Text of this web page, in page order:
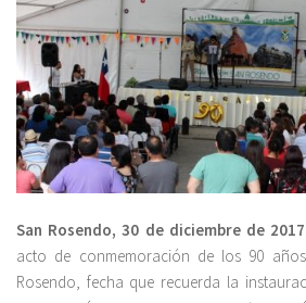
San Rosendo, 30 de diciembre de 2017
acto de conmemoración de los 90
Rosendo, fecha que recuerda la